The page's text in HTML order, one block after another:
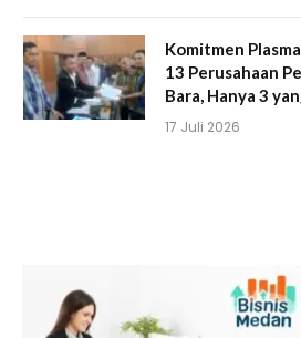
Komitmen
13 Perusahaan
Bara, Hanya 3
17 Juli 2026